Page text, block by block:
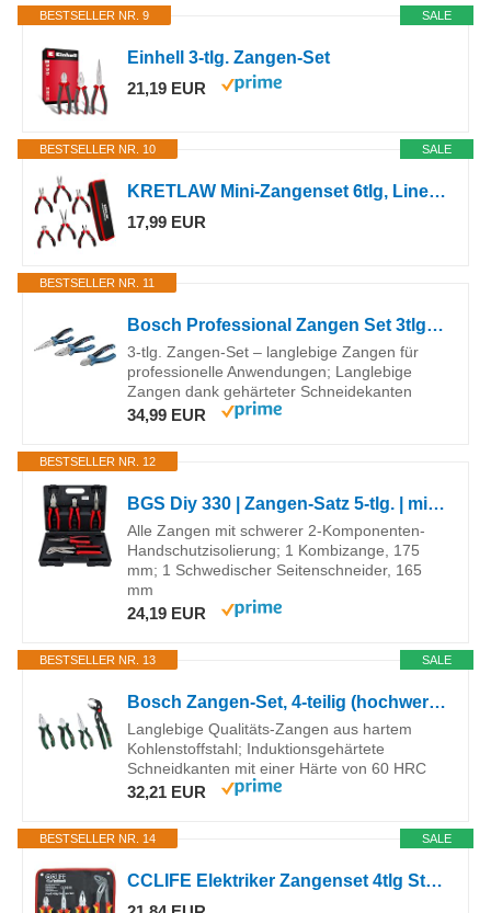
SALE
BESTSELLER NR. 9
Einhell 3-tlg. Zangen-Set
21,19 EUR
SALE
BESTSELLER NR. 10
KRETLAW Mini-Zangenset 6tlg, Linesman-Zange, Lange Nase, Nadelzange, gebogene Spitzzange, Drahtschneider und Seitenschneider, für elektronische Reparaturen,Tasche inkl.
17,99 EUR
BESTSELLER NR. 11
Bosch Professional Zangen Set 3tlg. (160 mm/180 mm/200 mm, Handwerkzeug, in Kartonbox)
3-tlg. Zangen-Set – langlebige Zangen für
professionelle Anwendungen; Langlebige
Zangen dank gehärteter Schneidekanten
34,99 EUR
BESTSELLER NR. 12
BGS Diy 330 | Zangen-Satz 5-tlg. | mit Kunststoffkoffer
Alle Zangen mit schwerer 2-Komponenten-
Handschutzisolierung; 1 Kombizange, 175
mm; 1 Schwedischer Seitenschneider, 165
mm
24,19 EUR
SALE
BESTSELLER NR. 13
Bosch Zangen-Set, 4-teilig (hochwertige, präzise, langlebige Zangen: 160mm Seitenschneider, 180mm Kombinationszange, 180mm Spitzzange, 250mm Wasserpumpenzange; ergonomischer Softgrip)
Langlebige Qualitäts-Zangen aus hartem
Kohlenstoffstahl; Induktionsgehärtete
Schneidkanten mit einer Härte von 60 HRC
32,21 EUR
SALE
BESTSELLER NR. 14
CCLIFE Elektriker Zangenset 4tlg Standard Zangen für Werkstatt und Haushal